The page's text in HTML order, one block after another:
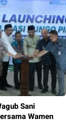
Sani
Wamen